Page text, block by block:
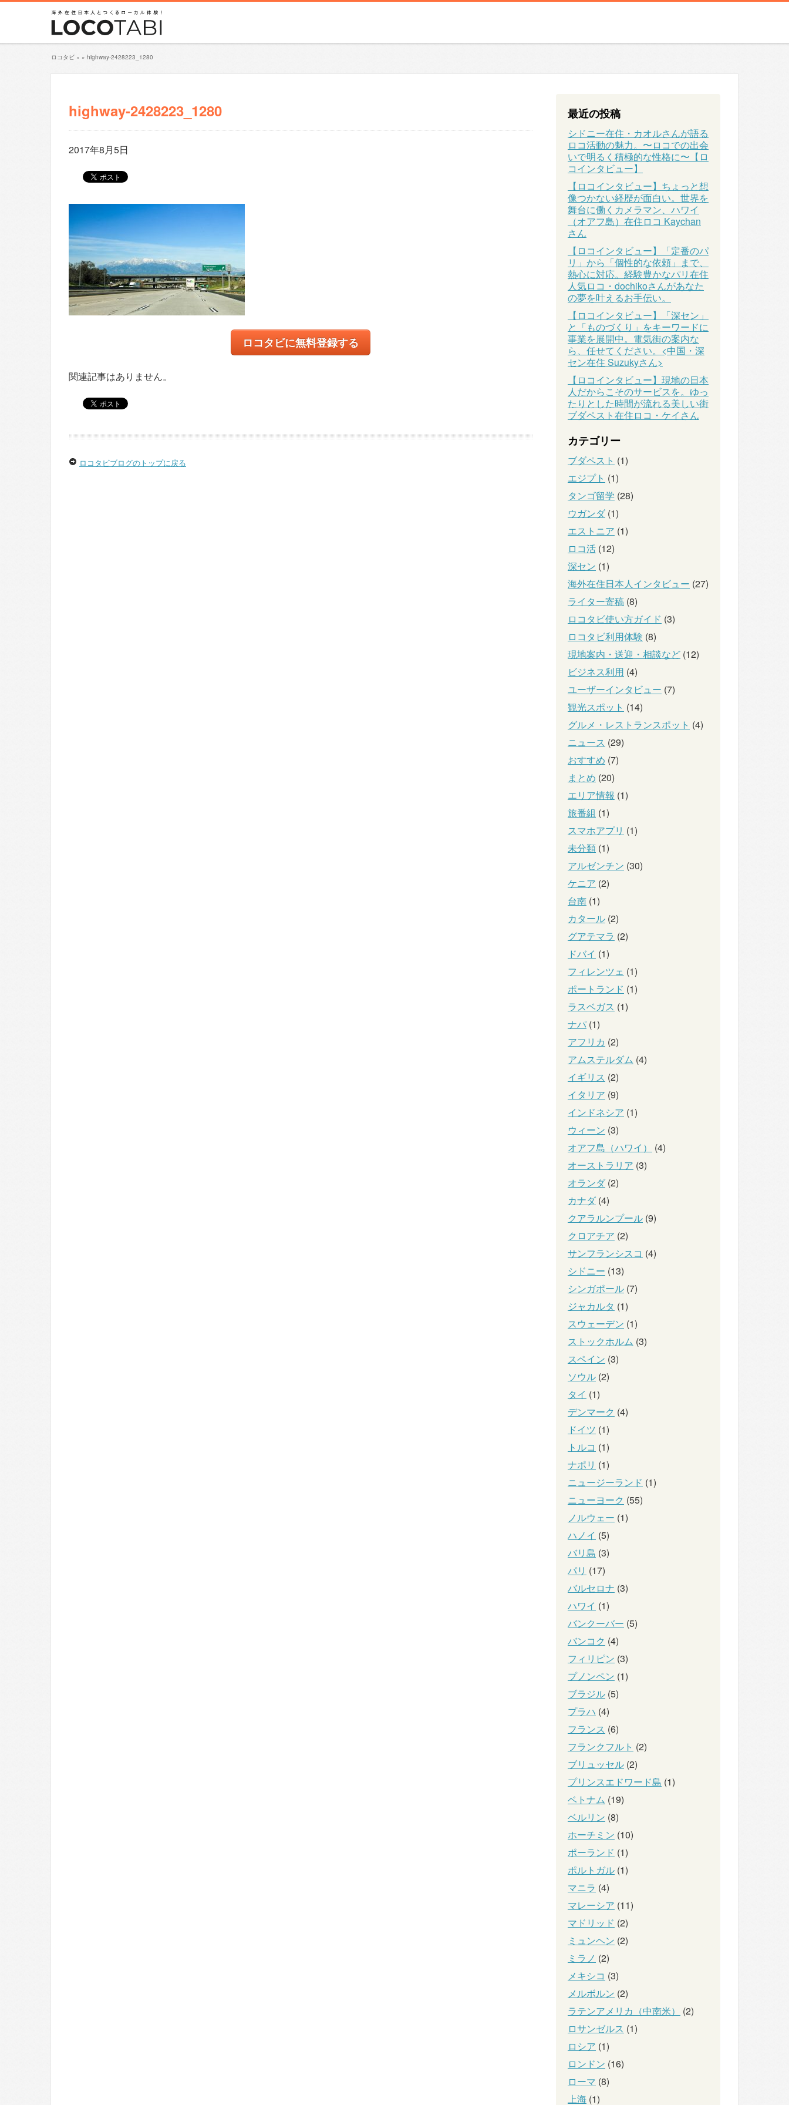
ロコタビ » » highway-2428223_1280
highway-2428223_1280
2017年8月5日
ロコタビに無料登録する
関連記事はありません。
ロコタビブログのトップに戻る
最近の投稿
シドニー在住・カオルさんが語る
ロコ活動の魅力。〜ロコでの出会
いで明るく積極的な性格に〜【ロ
コインタビュー】
【ロコインタビュー】ちょっと想
像つかない経歴が面白い。世界を
舞台に働くカメラマン、ハワイ
（オアフ島）在住ロコ Kaychan
さん
【ロコインタビュー】「定番のパ
リ」から「個性的な依頼」まで、
熱心に対応。経験豊かなパリ在住
人気ロコ・dochikoさんがあなた
の夢を叶えるお手伝い。
【ロコインタビュー】「深セン」
と「ものづくり」をキーワードに
事業を展開中。電気街の案内な
ら、任せてください。<中国・深
セン在住 Suzukyさん>
【ロコインタビュー】現地の日本
人だからこそのサービスを。ゆっ
たりとした時間が流れる美しい街
ブダペスト在住ロコ・ケイさん
カテゴリー
ブダペスト (1)
エジプト (1)
タンゴ留学 (28)
ウガンダ(1)
エストニア (1)
ロコ活 (12)
深セン (1)
海外在住日本人インタビュー (27)
ライター寄稿 (8)
ロコタビ使い方ガイド (3)
ロコタビ利用体験 (8)
現地案内・送迎・相談など (12)
ビジネス利用 (4)
ユーザーインタビュー (7)
観光スポット (14)
グルメ・レストランスポット (4)
ニュース (29)
おすすめ (7)
まとめ (20)
エリア情報 (1)
旅番組 (1)
スマホアプリ (1)
未分類 (1)
アルゼンチン (30)
ケニア (2)
台南 (1)
カタール (2)
グアテマラ (2)
ドバイ (1)
フィレンツェ (1)
ポートランド (1)
ラスベガス (1)
ナパ (1)
アフリカ (2)
アムステルダム (4)
イギリス (2)
イタリア (9)
インドネシア (1)
ウィーン (3)
オアフ島（ハワイ）
(4)
オーストラリア (3)
オランダ(2)
カナダ(4)
クアラルンプール (9)
クロアチア (2)
サンフランシスコ (4)
シドニー (13)
シンガポール (7)
ジャカルタ (1)
スウェーデン (1)
ストックホルム (3)
スペイン (3)
ソウル (2)
タイ (1)
デンマーク (4)
ドイツ (1)
トルコ (1)
ナポリ (1)
ニュージーランド (1)
ニューヨーク (55)
ノルウェー (1)
ハノイ (5)
バリ島 (3)
パリ (17)
バルセロナ (3)
ハワイ (1)
バンクーバー (5)
バンコク (4)
フィリピン (3)
プノンペン (1)
ブラジル (5)
プラハ (4)
フランス (6)
フランクフルト (2)
ブリュッセル (2)
プリンスエドワード島 (1)
ベトナム (19)
ベルリン (8)
ホーチミン (10)
ポーランド (1)
ポルトガル (1)
マニラ (4)
マレーシア (11)
マドリッド (2)
ミュンヘン (2)
ミラノ (2)
メキシコ (3)
メルボルン (2)
ラテンアメリカ（中南米）
(2)
ロサンゼルス (1)
ロシア (1)
ロンドン (16)
ローマ (8)
上海 (1)